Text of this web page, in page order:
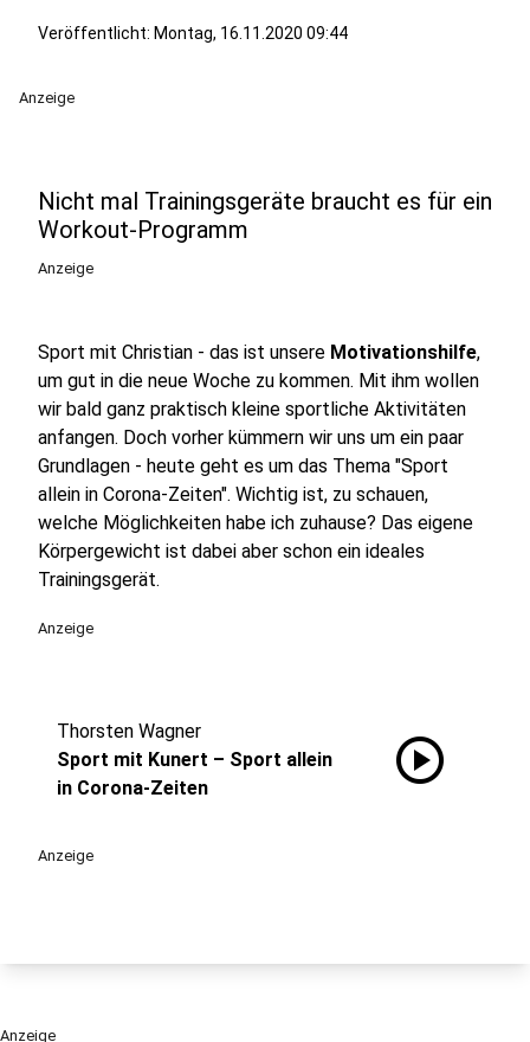
Veröffentlicht: Montag, 16.11.2020 09:44
Anzeige
Nicht mal Trainingsgeräte braucht es für ein
Workout-Programm
Anzeige
Sport mit Christian - das ist unsere Motivationshilfe,
um gut in die neue Woche zu kommen. Mit ihm wollen
wir bald ganz praktisch kleine sportliche Aktivitäten
anfangen. Doch vorher kümmern wir uns um ein paar
Grundlagen - heute geht es um das Thema "Sport
allein in Corona-Zeiten". Wichtig ist, zu schauen,
welche Möglichkeiten habe ich zuhause? Das eigene
Körpergewicht ist dabei aber schon ein ideales
Trainingsgerät.
Anzeige
Thorsten Wagner
Sport mit Kunert – Sport allein
in Corona-Zeiten
play_circle
Anzeige
Anzeige